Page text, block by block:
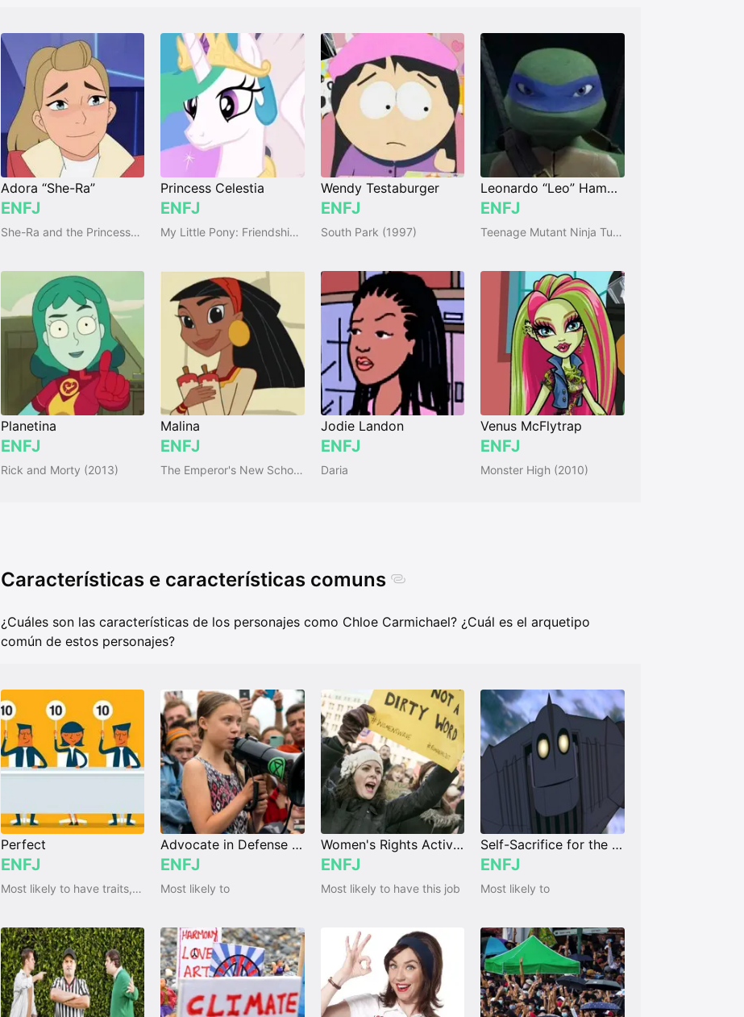
Adora “She-Ra”
ENFJ
She-Ra and the Princesses of Power (2018)
Princess Celestia
ENFJ
My Little Pony: Friendship Is Magic (2010)
Wendy Testaburger
ENFJ
South Park (1997)
Leonardo “Leo” Hamato
ENFJ
Teenage Mutant Ninja Turtles (2012)
Planetina
ENFJ
Rick and Morty (2013)
Malina
ENFJ
The Emperor's New School (2006)
Jodie Landon
ENFJ
Daria
Venus McFlytrap
ENFJ
Monster High (2010)
Características e características comuns
¿Cuáles son las características de los personajes como Chloe Carmichael? ¿Cuál es el arquetipo
común de estos personajes?
Perfect
ENFJ
Most likely to have traits, qualities and emotions
Advocate in Defense of Minorities Groups
ENFJ
Most likely to
Women's Rights Activist
ENFJ
Most likely to have this job
Self-Sacrifice for the Greater Good
ENFJ
Most likely to